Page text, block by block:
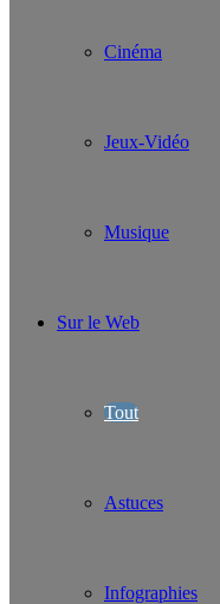
Cinéma
Jeux-Vidéo
Musique
Sur le Web
Tout
Astuces
Infographies